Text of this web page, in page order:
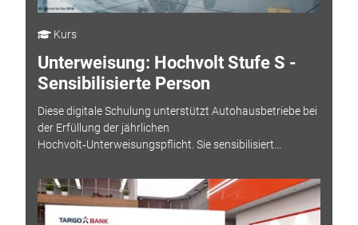
Kurs
Unterweisung: Hochvolt Stufe S -
Sensibilisierte Person
Diese digitale Schulung unterstützt Autohausbetriebe bei
der Erfüllung der jährlichen
Hochvolt‑Unterweisungspflicht. Sie sensibilisiert...